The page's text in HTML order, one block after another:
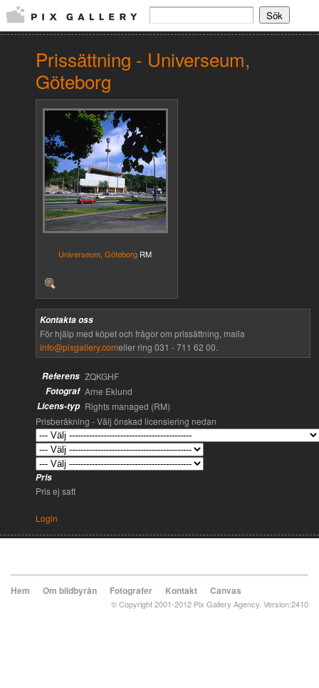
Prissättning - Universeum,
Göteborg
Universeum, Göteborg RM
Kontakta oss
För hjälp med köpet och frågor om prissättning, maila
info@pixgallery.comeller ring 031 - 711 62 00.
Referens ZQKGHF
Fotograf Arne Eklund
Licens-typ Rights managed (RM)
Prisberäkning - Välj önskad licensiering nedan
Pris
Pris ej satt
Login
Hem Om bildbyrån Fotografer Kontakt Canvas
© Copyright 2001-2012 Pix Gallery Agency. Version:2410